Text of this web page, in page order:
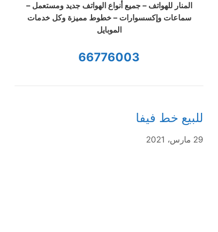
المنار للهواتف – جميع أنواع الهواتف جديد ومستعمل –
سماعات وإكسسوارات – خطوط مميزة وكل خدمات
الموبايل
66776003
للبيع خط فيفا
29 مارس، 2021